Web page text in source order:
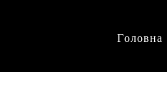
Головна